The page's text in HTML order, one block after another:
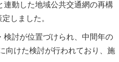
連動した地域公共交通網の再構
しました。
検討が位置づけられ、中間年の
向けた検討が行われており、施